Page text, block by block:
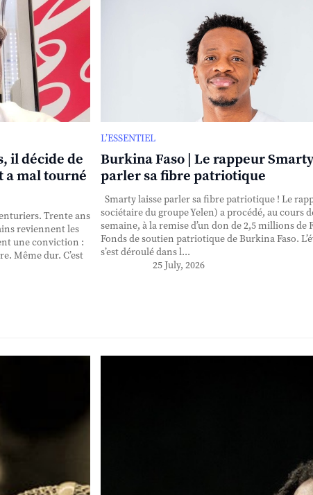
il décide de
mal tourné
Trente ans
reviennent les
une conviction :
Même dur. C’est
L’ESSENTIEL
Burkina Faso | Le rappeur
parler sa fibre patriotique
Smarty laisse parler sa fibre patriotique ! Le
sociétaire du groupe Yelen) a procédé, au cours
semaine, à la remise d’un don de 2,5 millions de
Fonds de soutien patriotique de Burkina Faso.
s’est déroulé dans l...
25 July, 2026